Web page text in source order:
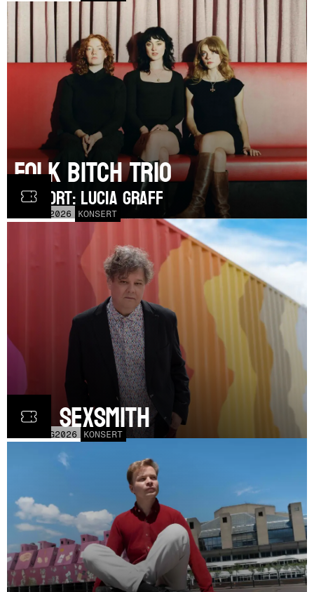
2026 KONSERT
Folk Bitch Trio
SUPPORT: Lucia Graff
AUG2026 KONSERT
Ron Sexsmith